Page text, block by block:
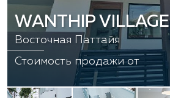
WANTHIP VILLAGE
Восточная Паттайя
Стоимость продажи от